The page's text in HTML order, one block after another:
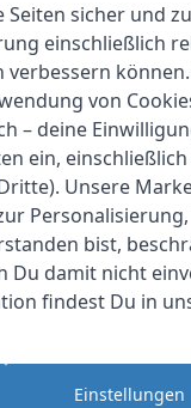
Xplora Coins
Xplora
1-2 Werktage
sicher und
einschließlich
von
– deine
ein,
Unsere
bist,
Du damit nicht
findest Du in
Einstellungen